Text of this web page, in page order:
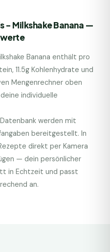
- Milkshake Banana —
Banana enthält pro
11.5g Kohlenhydrate und
Mengenrechner oben
individuelle
werden mit
bereitgestellt. In
direkt per Kamera
— dein persönlicher
in Echtzeit und passt
an.